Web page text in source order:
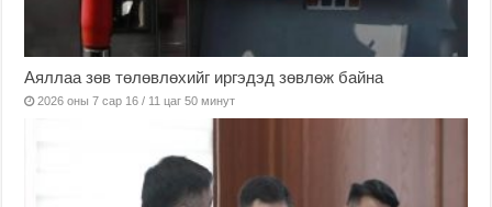
Аяллаа зөв төлөвлөхийг иргэдэд зөвлөж байна
2026 оны 7 сар 16 / 11 цаг 50 минут